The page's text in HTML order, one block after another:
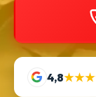
4,8